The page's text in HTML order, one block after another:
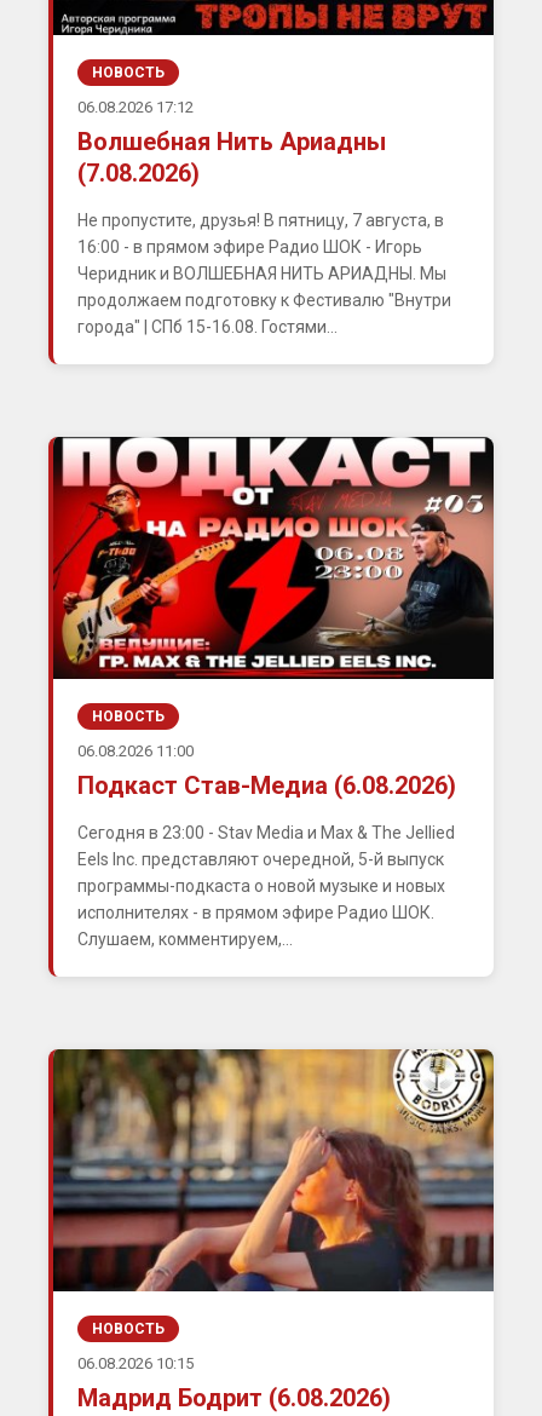
НОВОСТЬ
06.08.2026 17:12
Волшебная Нить Ариадны
(7.08.2026)
Не пропустите, друзья! В пятницу, 7 августа, в
16:00 - в прямом эфире Радио ШОК - Игорь
Черидник и ВОЛШЕБНАЯ НИТЬ АРИАДНЫ. Мы
продолжаем подготовку к Фестивалю "Внутри
города" | СПб 15-16.08. Гостями...
НОВОСТЬ
06.08.2026 11:00
Подкаст Став-Медиа (6.08.2026)
Сегодня в 23:00 - Stav Media и Max & The Jellied
Eels Inc. представляют очередной, 5-й выпуск
программы-подкаста о новой музыке и новых
исполнителях - в прямом эфире Радио ШОК.
Слушаем, комментируем,...
НОВОСТЬ
06.08.2026 10:15
Мадрид Бодрит (6.08.2026)